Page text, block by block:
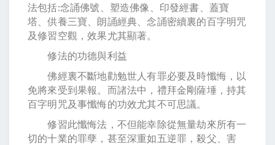
法包括:念誦佛號、塑造佛像、印發經書、蓋寶
塔、供養三寶、朗誦經典、念誦密續裏的百字明咒
及修習空觀，效果尤其顯著。
修法的功德與利益
佛經裏不斷地勸勉世人有罪必要及時懺悔，以
免將來受到果報。而諸法中，禮拜金剛薩埵，持其
百字明咒及事懺悔的功效尤其不可思議。
修習此懺悔法，不但能幸除從無量劫來所有一
切的十業的罪孽，甚至深重如五逆罪，殺父、害